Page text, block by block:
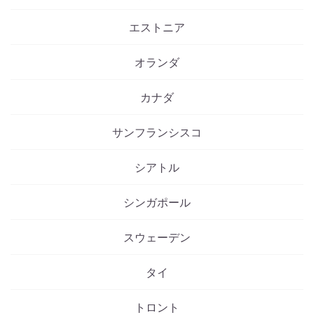
エストニア
オランダ
カナダ
サンフランシスコ
シアトル
シンガポール
スウェーデン
タイ
トロント